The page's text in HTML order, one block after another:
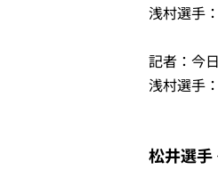
浅村選手
記者：今
浅村選手
松井選手